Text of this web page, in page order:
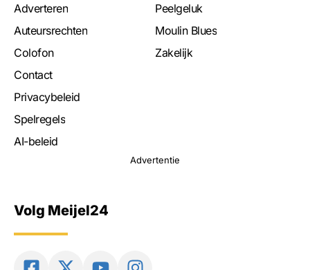
Adverteren
Auteursrechten
Colofon
Contact
Privacybeleid
Spelregels
AI-beleid
Peelgeluk
Moulin Blues
Zakelijk
Advertentie
Volg Meijel24